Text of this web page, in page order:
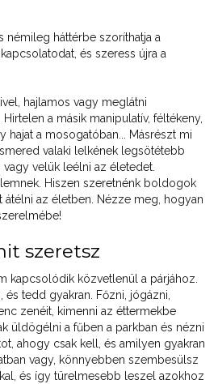
némileg háttérbe szoríthatja a
és szeress újra a
hajlamos vagy meglátni
a másik manipulatív, féltékeny,
hajat a mosogatóban... Másrészt mi
valaki lelkének legsötétebb
velük leélni az életedet.
Hiszen szeretnénk boldogok
átélni az életben. Nézze meg, hogyan
szeretsz
kapcsolódik közvetlenül a párjához.
és tedd gyakran. Főzni, jógázni,
zenéit, kimenni az éttermekbe
üldögélni a fűben a parkban és nézni
ahogy csak kell, és amilyen gyakran
vagy, könnyebben szembesülsz
és így türelmesebb leszel azokhoz